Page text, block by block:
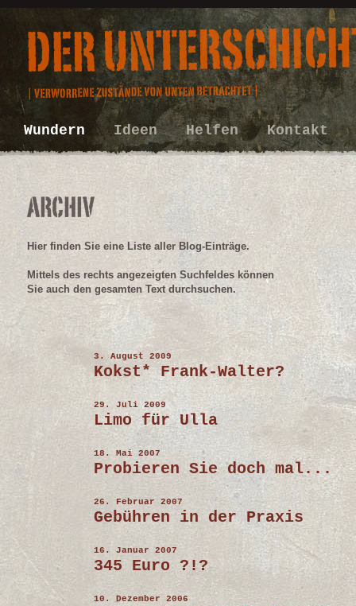
Wundern Ideen Helfen Kontakt
Hier finden Sie eine Liste aller Blog-Einträge.
Mittels des rechts angezeigten Suchfeldes können
Sie auch den gesamten Text durchsuchen.
3. August 2009
Kokst* Frank-Walter?
29. Juli 2009
Limo für Ulla
18. Mai 2007
Probieren Sie doch mal...
26. Februar 2007
Gebühren in der Praxis
16. Januar 2007
345 Euro ?!?
10. Dezember 2006